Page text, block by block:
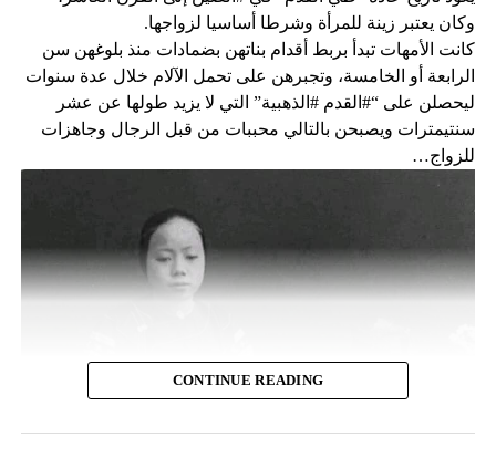
وكان يعتبر زينة للمرأة وشرطا أساسيا لزواجها.
كانت الأمهات تبدأ بربط أقدام بناتهن بضمادات منذ بلوغهن سن
الرابعة أو الخامسة، وتجبرهن على تحمل الآلام خلال عدة سنوات
ليحصلن على “#القدم #الذهبية” التي لا يزيد طولها عن عشر
سنتيمترات ويصبحن بالتالي محببات من قبل الرجال وجاهزات
للزواج…
CONTINUE READING